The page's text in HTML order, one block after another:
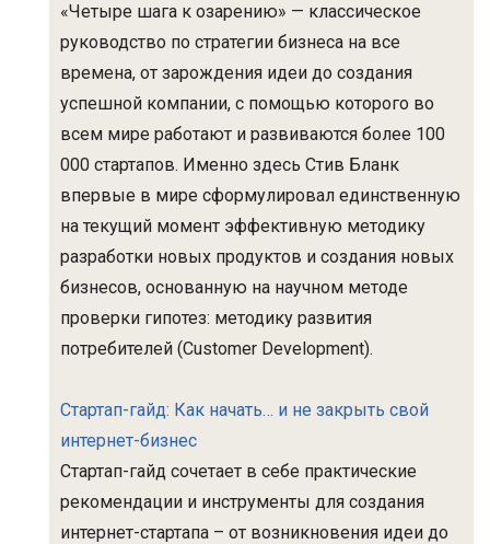
«Четыре шага к озарению» — классическое
руководство по стратегии бизнеса на все
времена, от зарождения идеи до создания
успешной компании, с помощью которого во
всем мире работают и развиваются более 100
000 стартапов. Именно здесь Стив Бланк
впервые в мире сформулировал единственную
на текущий момент эффективную методику
разработки новых продуктов и создания новых
бизнесов, основанную на научном методе
проверки гипотез: методику развития
потребителей (Customer Development).
Стартап-гайд: Как начать… и не закрыть свой
интернет-бизнес
Стартап-гайд сочетает в себе практические
рекомендации и инструменты для создания
интернет-стартапа – от возникновения идеи до